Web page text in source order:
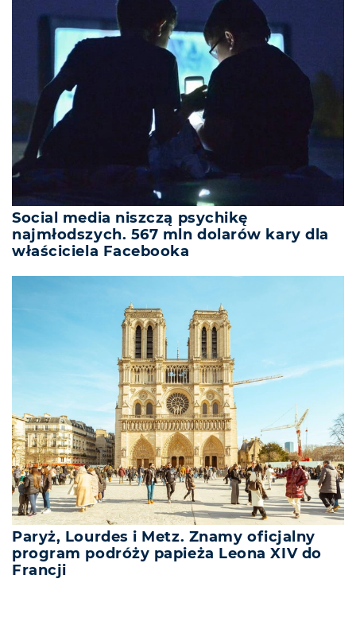
Social media niszczą psychikę
najmłodszych. 567 mln dolarów kary dla
właściciela Facebooka
Paryż, Lourdes i Metz. Znamy oficjalny
program podróży papieża Leona XIV do
Francji